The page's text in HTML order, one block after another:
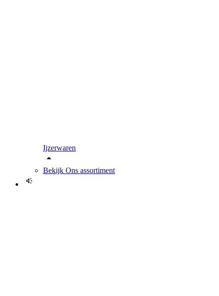
Ijzerwaren
Bekijk Ons assortiment